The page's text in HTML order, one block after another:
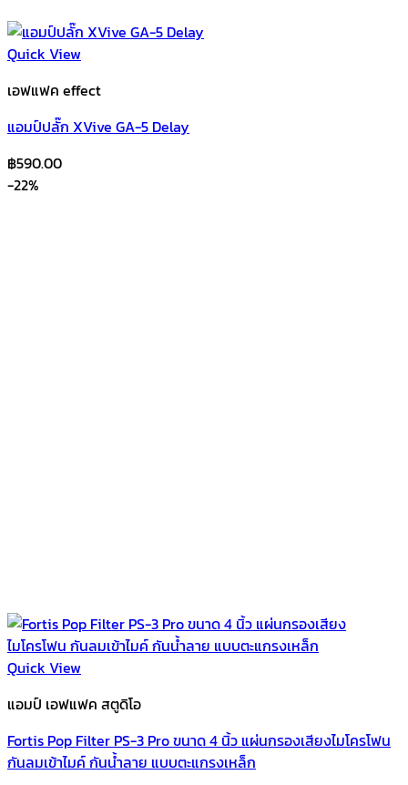
Quick View
เอฟแฟค effect
แอมป์ปลั๊ก XVive GA-5 Delay
฿590.00
-22%
Quick View
แอมป์ เอฟแฟค สตูดิโอ
Fortis Pop Filter PS-3 Pro ขนาด 4 นิ้ว แผ่นกรองเสียงไมโครโฟน
กันลมเข้าไมค์ กันน้ำลาย แบบตะแกรงเหล็ก